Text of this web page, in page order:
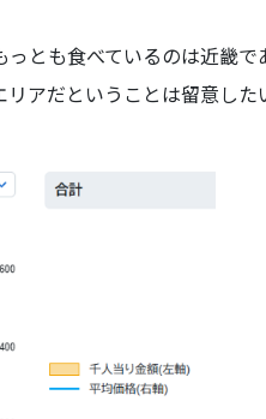
とも食べているのは近畿
アだということは留意した